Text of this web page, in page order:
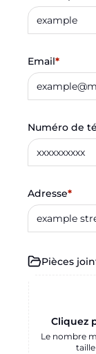
Email*
Numéro de
Adresse*
Pièces
Cliquez
Le nombre